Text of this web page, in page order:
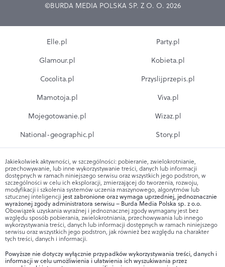
©BURDA MEDIA POLSKA SP. Z O. O. 2026
Elle.pl
Glamour.pl
Cocolita.pl
Mamotoja.pl
Mojegotowanie.pl
National-geographic.pl
Party.pl
Kobieta.pl
Przyslijprzepis.pl
Viva.pl
Wizaz.pl
Story.pl
Jakiekolwiek aktywności, w szczególności: pobieranie, zwielokrotnianie,
przechowywanie, lub inne wykorzystywanie treści, danych lub informacji
dostępnych w ramach niniejszego serwisu oraz wszystkich jego podstron, w
szczególności w celu ich eksploracji, zmierzającej do tworzenia, rozwoju,
modyfikacji i szkolenia systemów uczenia maszynowego, algorytmów lub
sztucznej inteligencji jest zabronione oraz wymaga uprzedniej, jednoznacznie
wyrażonej zgody administratora serwisu – Burda Media Polska sp. z o.o.
Obowiązek uzyskania wyraźnej i jednoznacznej zgody wymagany jest bez
względu sposób pobierania, zwielokrotniania, przechowywania lub innego
wykorzystywania treści, danych lub informacji dostępnych w ramach niniejszego
serwisu oraz wszystkich jego podstron, jak również bez względu na charakter
tych treści, danych i informacji.
Powyższe nie dotyczy wyłącznie przypadków wykorzystywania treści, danych i
informacji w celu umożliwienia i ułatwienia ich wyszukiwania przez